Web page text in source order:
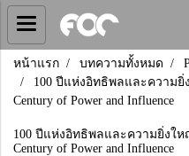
หน้าแรก บทความทั้งหมด
100 ปีแห่งอิทธิพลและความยิ่ง
Century of Power and Influence
100 ปีแห่งอิทธิพลและความยิ่งให
Century of Power and Influence